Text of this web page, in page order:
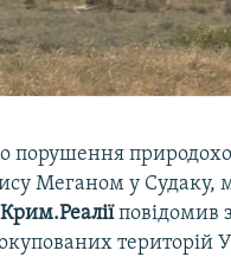
порушення
Меганом у Судаку,
повідомив
територій